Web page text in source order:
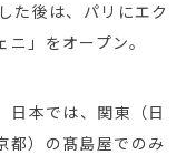
た後は、パリにエク
」をオープン。
日本では、関東（日
都）の髙島屋でのみ